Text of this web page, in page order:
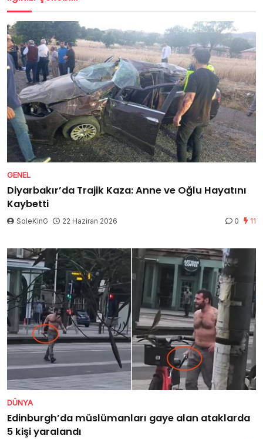
GENEL
Diyarbakır’da Trajik Kaza: Anne ve Oğlu Hayatını
Kaybetti
SoleKinG 22 Haziran 2026 0 11
DÜNYA
Edinburgh’da müslümanları gaye alan ataklarda
5 kişi yaralandı